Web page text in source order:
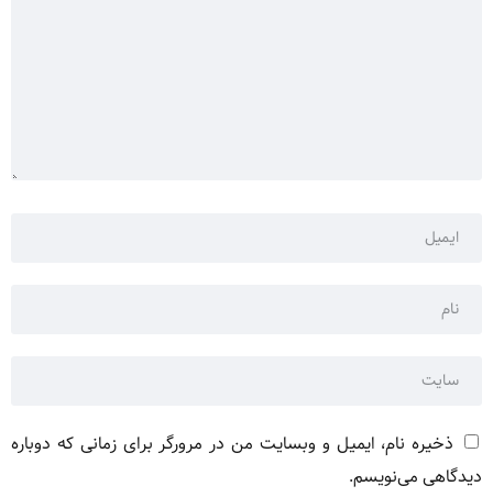
ذخیره نام، ایمیل و وبسایت من در مرورگر برای زمانی که دوباره
دیدگاهی می‌نویسم.